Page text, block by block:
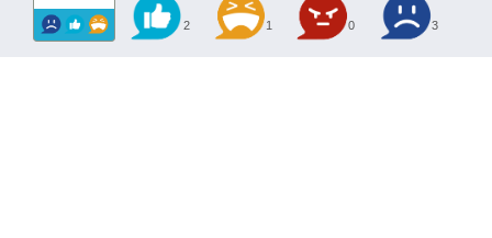
2 1 0 3